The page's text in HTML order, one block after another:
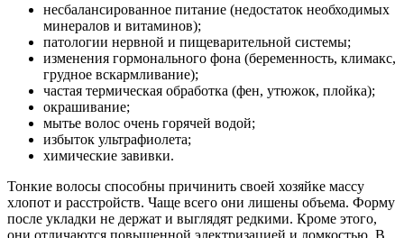
несбалансированное питание (недостаток необходимых
минералов и витаминов);
патологии нервной и пищеварительной системы;
изменения гормонального фона (беременность, климакс,
грудное вскармливание);
частая термическая обработка (фен, утюжок, плойка);
окрашивание;
мытье волос очень горячей водой;
избыток ультрафиолета;
химические завивки.
Тонкие волосы способны причинить своей хозяйке массу
хлопот и расстройств. Чаще всего они лишены объема. Форму
после укладки не держат и выглядят редкими. Кроме этого,
они отличаются повышенной электризацией и ломкостью. В